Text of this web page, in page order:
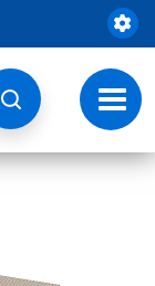
de